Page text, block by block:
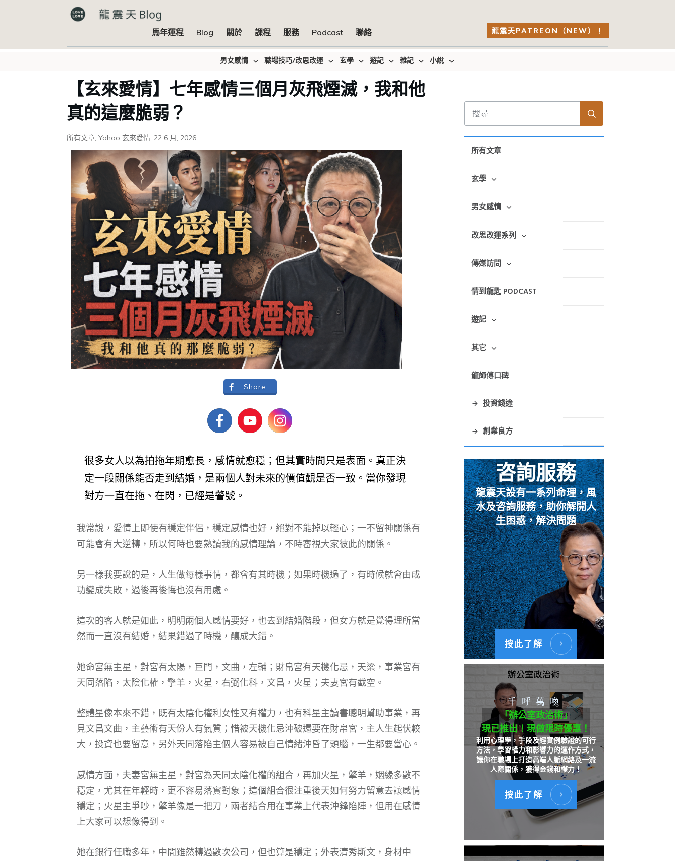
馬年運程 Blog 關於 課程 服務 Podcast 聯絡 龍震天PATREON（NEW）！
男女感情 職場技巧/改思改運 玄學 遊記 雜記 小說
【玄來愛情】七年感情三個月灰飛煙滅，我和他
真的這麼脆弱？
所有文章, Yahoo 玄來愛情, 22 6 月, 2026
Share
很多女人以為拍拖年期愈長，感情就愈穩；但其實時間只是表面。真正決
定一段關係能否走到結婚，是兩個人對未來的價值觀是否一致。當你發現
對方一直在拖、在閃，已經是警號。
我常說，愛情上即使有穩定伴侶，穩定感情也好，絕對不能掉以輕心；一不留神關係有
可能會有大逆轉，所以何時也要熟讀我的感情理論，不時審視大家彼此的關係。
另一樣我要說的是，人生做每樣事情，都會有其時機；如果時機過了，有時候就會由成
功變成失敗，過後再後悔也沒有用處。
這次的客人就是如此，明明兩個人感情要好，也去到結婚階段，但女方就是覺得理所當
然而一直沒有結婚，結果錯過了時機，釀成大錯。
她命宮無主星，對宮有太陽，巨門，文曲，左輔；財帛宮有天機化忌，天梁，事業宮有
天同落陷，太陰化權，擎羊，火星，右弼化科，文昌，火星；夫妻宮有截空。
整體星像本來不錯，既有太陰化權利女性又有權力，也有科星主讀書聰明幫助事業，再
見文昌文曲，主藝術有天份人有氣質；惜被天機化忌沖破還要在財帛宮，主人生起伏較
大，投資也要留意，另外天同落陷主個人容易被自己情緒沖昏了頭腦，一生都要當心。
感情方面，夫妻宮無主星，對宮為天同太陰化權的組合，再加火星，擎羊，姻緣多數不
穩定，尤其在年輕時，更不容易落實對象；這個組合很注重後天如何努力留意去讓感情
穩定；火星主爭吵，擎羊像是一把刀，兩者結合用在事業上代表沖鋒陷陣，但用在感情
上大家可以想像得到。
她在銀行任職多年，中間雖然轉過數次公司，但也算是穩定；外表清秀斯文，身材中
所有文章
玄學
男女感情
改思改運系列
傳媒訪問
情到龍匙 PODCAST
遊記
其它
龍師傅口碑
投資錢途
創業良方
咨詢服務
龍震天設有一系列命理，風
水及咨詢服務，助你解開人
生困惑，解決問題
按此了解
千呼萬喚
「辦公室政治術」
現已推出！現做限時優惠！
利用心理學，手段及經實例驗證的可行
方法，學習權力和影響力的運作方式，
讓你在職場上打造高端人脈網絡及一流
人際關係，獲得金錢和權力！
按此了解